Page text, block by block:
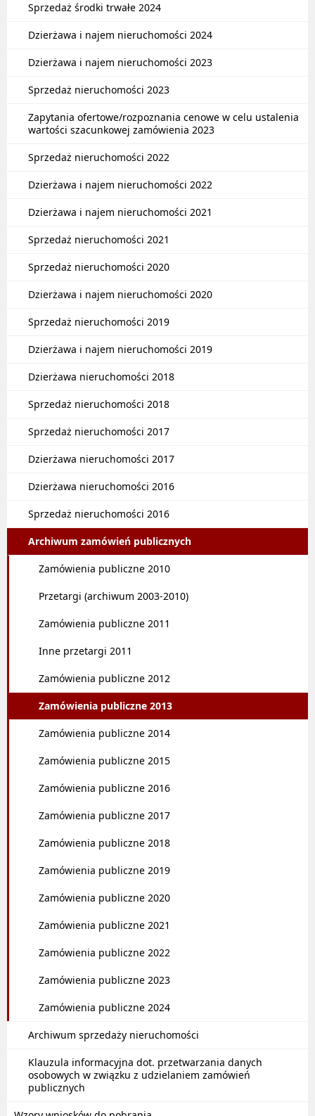
Sprzedaż środki trwałe 2024
Dzierżawa i najem nieruchomości 2024
Dzierżawa i najem nieruchomości 2023
Sprzedaż nieruchomości 2023
Zapytania ofertowe/rozpoznania cenowe w celu ustalenia
wartości szacunkowej zamówienia 2023
Sprzedaż nieruchomości 2022
Dzierżawa i najem nieruchomości 2022
Dzierżawa i najem nieruchomości 2021
Sprzedaż nieruchomości 2021
Sprzedaż nieruchomości 2020
Dzierżawa i najem nieruchomości 2020
Sprzedaż nieruchomości 2019
Dzierżawa i najem nieruchomości 2019
Dzierżawa nieruchomości 2018
Sprzedaż nieruchomości 2018
Sprzedaż nieruchomości 2017
Dzierżawa nieruchomości 2017
Dzierżawa nieruchomości 2016
Sprzedaż nieruchomości 2016
Archiwum zamówień publicznych
Zamówienia publiczne 2010
Przetargi (archiwum 2003-2010)
Zamówienia publiczne 2011
Inne przetargi 2011
Zamówienia publiczne 2012
Zamówienia publiczne 2013
Zamówienia publiczne 2014
Zamówienia publiczne 2015
Zamówienia publiczne 2016
Zamówienia publiczne 2017
Zamówienia publiczne 2018
Zamówienia publiczne 2019
Zamówienia publiczne 2020
Zamówienia publiczne 2021
Zamówienia publiczne 2022
Zamówienia publiczne 2023
Zamówienia publiczne 2024
Archiwum sprzedaży nieruchomości
Klauzula informacyjna dot. przetwarzania danych
osobowych w związku z udzielaniem zamówień
publicznych